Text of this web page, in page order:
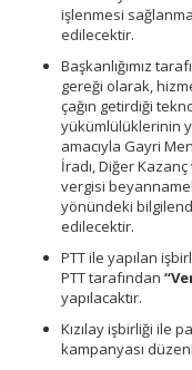
işlenmesi
edilecektir.
Başkanlığımız
gereği olarak,
çağın getirdiği
yükümlülüklerinin
amacıyla Gayri
İradı, Diğer
vergisi
yönündeki
edilecektir.
PTT ile yapılan
PTT tarafından
yapılacaktır.
Kızılay işbirliği ile
kampanyası